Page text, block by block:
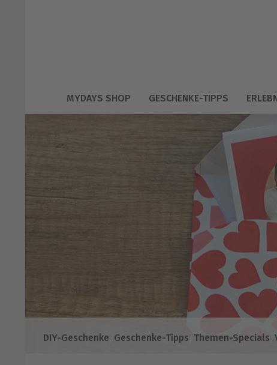
MYDAYS SHOP GESCHENKE-TIPPS
DIY-Geschenke Geschenke-Tipps Themen-Specials